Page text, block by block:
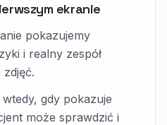
ekranie
pokazujemy
i realny zespół
gdy pokazuje
może sprawdzić i